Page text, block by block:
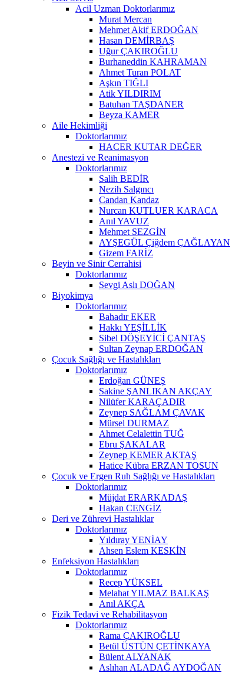
Acil Uzman Doktorlarımız
Murat Mercan
Mehmet Akif ERDOĞAN
Hasan DEMİRBAŞ
Uğur ÇAKIROĞLU
Burhaneddin KAHRAMAN
Ahmet Turan POLAT
Aşkın TIĞLI
Atik YILDIRIM
Batuhan TAŞDANER
Beyza KAMER
Aile Hekimliği
Doktorlarımız
HACER KUTAR DEĞER
Anestezi ve Reanimasyon
Doktorlarımız
Salih BEDİR
Nezih Salgıncı
Candan Kandaz
Nurcan KUTLUER KARACA
Anıl YAVUZ
Mehmet SEZGİN
AYŞEGÜL Çiğdem ÇAĞLAYAN
Gizem FARİZ
Beyin ve Sinir Cerrahisi
Doktorlarımız
Sevgi Aslı DOĞAN
Biyokimya
Doktorlarımız
Bahadır EKER
Hakkı YEŞİLLİK
Sibel DÖŞEYİCİ ÇANTAŞ
Sultan Zeynap ERDOĞAN
Çocuk Sağlığı ve Hastalıkları
Doktorlarımız
Erdoğan GÜNEŞ
Sakine ŞANLIKAN AKÇAY
Nilüfer KARAÇADIR
Zeynep SAĞLAM ÇAVAK
Mürsel DURMAZ
Ahmet Celalettin TUĞ
Ebru ŞAKALAR
Zeynep KEMER AKTAŞ
Hatice Kübra ERZAN TOSUN
Çocuk ve Ergen Ruh Sağlığı ve Hastalıkları
Doktorlarımız
Müjdat ERARKADAŞ
Hakan CENGİZ
Deri ve Zührevi Hastalıklar
Doktorlarımız
Yıldıray YENİAY
Ahsen Eslem KESKİN
Enfeksiyon Hastalıkları
Doktorlarımız
Recep YÜKSEL
Melahat YILMAZ BALKAŞ
Anıl AKÇA
Fizik Tedavi ve Rehabilitasyon
Doktorlarımız
Rama ÇAKIROĞLU
Betül ÜSTÜN ÇETİNKAYA
Bülent ALYANAK
Aslıhan ALADAĞ AYDOĞAN